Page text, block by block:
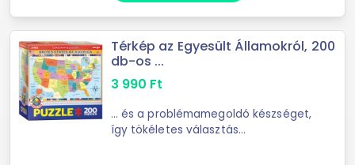
Térkép az Egyesült Államokról, 200
db-os ...
3 990 Ft
... és a problémamegoldó készséget,
így tökéletes választás